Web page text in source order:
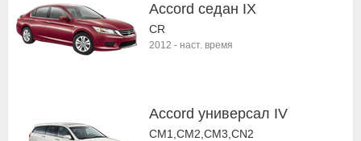
Accord седан IX
CR
2012 - наст. время
Accord универсал IV
CM1,CM2,CM3,CN2